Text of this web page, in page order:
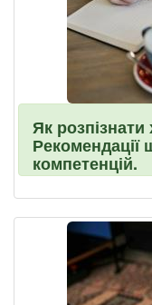
Як
Рекомендації
компетенцій.